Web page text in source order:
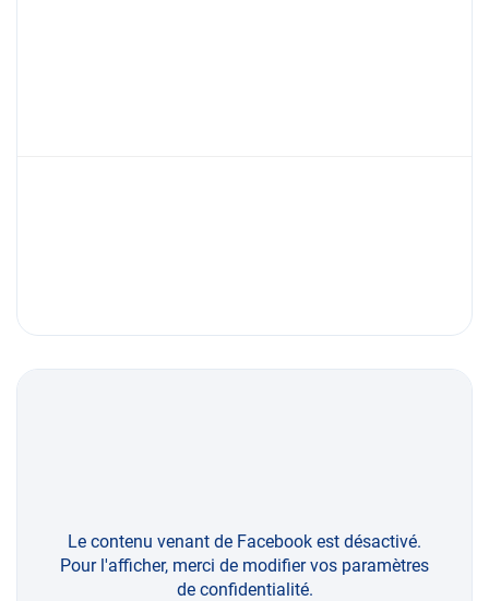
Le contenu venant de Facebook est désactivé.
Pour l'afficher, merci de modifier vos paramètres
de confidentialité.